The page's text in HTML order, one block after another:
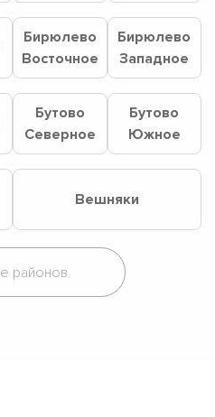
Бирюлево
Восточное
Бирюлево
Западное
Бутово
Северное
Бутово
Южное
Вешняки